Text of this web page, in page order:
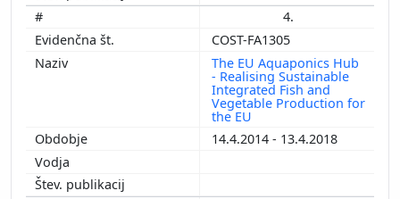
4.
COST-FA1305
The EU Aquaponics Hub
- Realising Sustainable
Integrated Fish and
Vegetable Production for
the EU
14.4.2014 - 13.4.2018